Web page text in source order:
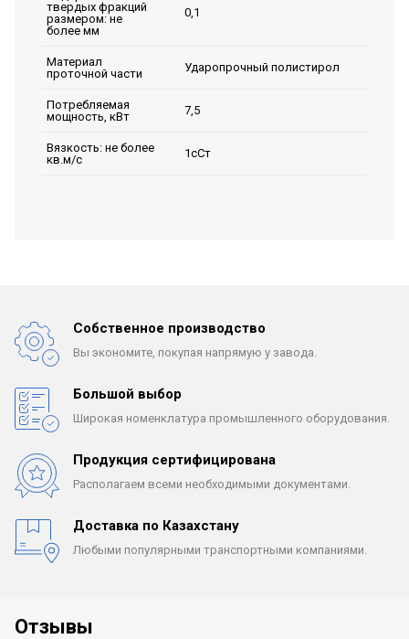
твердых фракций
размером: не
более мм
0,1
Материал
проточной части
Ударопрочный полистирол
Потребляемая
мощность, кВт
7,5
Вязкость: не более
кв.м/с
1сСт
Собственное производство
Вы экономите, покупая напрямую у завода.
Большой выбор
Широкая номенклатура промышленного оборудования.
Продукция сертифицирована
Располагаем всеми необходимыми документами.
Доставка по Казахстану
Любыми популярными транспортными компаниями.
Отзывы